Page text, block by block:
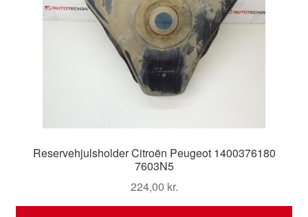
Reservehjulsholder Citroën Peugeot 1400376180
7603N5
224,00 kr.